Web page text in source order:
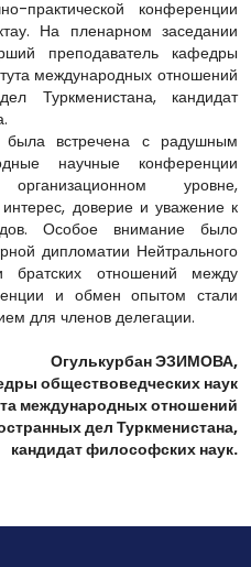
практической конференции
На пленарном заседании
преподаватель кафедры
международных отношений
Туркменистана, кандидат
была встречена с радушным
научные конференции
уровне,
доверие и уважение к
Особое внимание было
дипломатии Нейтрального
братских отношений между
и обмен опытом стали
для членов делегации.
Огулькурбан ЭЗИМОВА,
обществоведческих наук
международных отношений
дел Туркменистана,
кандидат философских наук.